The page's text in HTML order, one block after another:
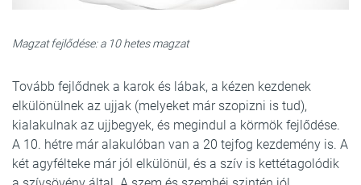
Magzat fejlődése: a 10 hetes magzat
Tovább fejlődnek a karok és lábak, a kézen kezdenek
elkülönülnek az ujjak (melyeket már szopizni is tud),
kialakulnak az ujjbegyek, és megindul a körmök fejlődése.
A 10. hétre már alakulóban van a 20 tejfog kezdemény is. A
két agyfélteke már jól elkülönül, és a szív is kettétagolódik